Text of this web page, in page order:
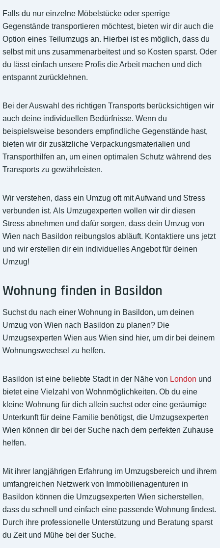
Falls du nur einzelne Möbelstücke oder sperrige
Gegenstände transportieren möchtest, bieten wir dir auch die
Option eines Teilumzugs an. Hierbei ist es möglich, dass du
selbst mit uns zusammenarbeitest und so Kosten sparst. Oder
du lässt einfach unsere Profis die Arbeit machen und dich
entspannt zurücklehnen.
Bei der Auswahl des richtigen Transports berücksichtigen wir
auch deine individuellen Bedürfnisse. Wenn du
beispielsweise besonders empfindliche Gegenstände hast,
bieten wir dir zusätzliche Verpackungsmaterialien und
Transporthilfen an, um einen optimalen Schutz während des
Transports zu gewährleisten.
Wir verstehen, dass ein Umzug oft mit Aufwand und Stress
verbunden ist. Als Umzugexperten wollen wir dir diesen
Stress abnehmen und dafür sorgen, dass dein Umzug von
Wien nach Basildon reibungslos abläuft. Kontaktiere uns jetzt
und wir erstellen dir ein individuelles Angebot für deinen
Umzug!
Wohnung finden in Basildon
Suchst du nach einer Wohnung in Basildon, um deinen
Umzug von Wien nach Basildon zu planen? Die
Umzugsexperten Wien aus Wien sind hier, um dir bei deinem
Wohnungswechsel zu helfen.
Basildon ist eine beliebte Stadt in der Nähe von London und
bietet eine Vielzahl von Wohnmöglichkeiten. Ob du eine
kleine Wohnung für dich allein suchst oder eine geräumige
Unterkunft für deine Familie benötigst, die Umzugsexperten
Wien können dir bei der Suche nach dem perfekten Zuhause
helfen.
Mit ihrer langjährigen Erfahrung im Umzugsbereich und ihrem
umfangreichen Netzwerk von Immobilienagenturen in
Basildon können die Umzugsexperten Wien sicherstellen,
dass du schnell und einfach eine passende Wohnung findest.
Durch ihre professionelle Unterstützung und Beratung sparst
du Zeit und Mühe bei der Suche.